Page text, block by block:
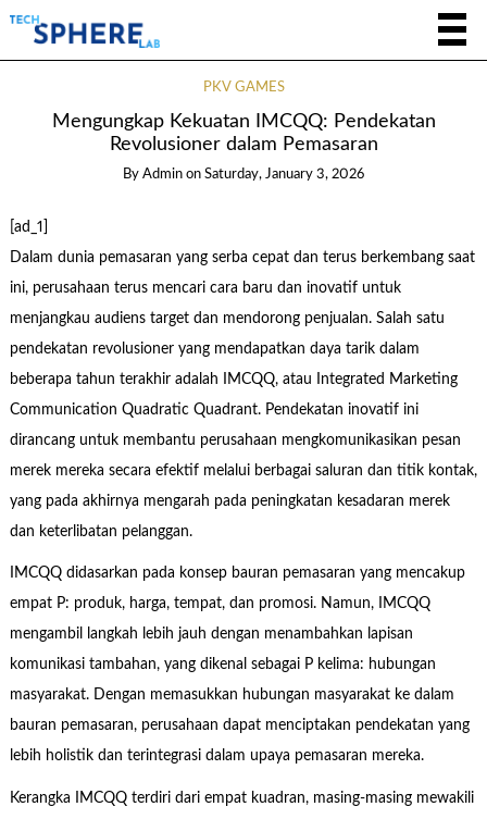
PKV GAMES
Mengungkap Kekuatan IMCQQ: Pendekatan
Revolusioner dalam Pemasaran
By Admin on Saturday, January 3, 2026
[ad_1]
Dalam dunia pemasaran yang serba cepat dan terus berkembang saat
ini, perusahaan terus mencari cara baru dan inovatif untuk
menjangkau audiens target dan mendorong penjualan. Salah satu
pendekatan revolusioner yang mendapatkan daya tarik dalam
beberapa tahun terakhir adalah IMCQQ, atau Integrated Marketing
Communication Quadratic Quadrant. Pendekatan inovatif ini
dirancang untuk membantu perusahaan mengkomunikasikan pesan
merek mereka secara efektif melalui berbagai saluran dan titik kontak,
yang pada akhirnya mengarah pada peningkatan kesadaran merek
dan keterlibatan pelanggan.
IMCQQ didasarkan pada konsep bauran pemasaran yang mencakup
empat P: produk, harga, tempat, dan promosi. Namun, IMCQQ
mengambil langkah lebih jauh dengan menambahkan lapisan
komunikasi tambahan, yang dikenal sebagai P kelima: hubungan
masyarakat. Dengan memasukkan hubungan masyarakat ke dalam
bauran pemasaran, perusahaan dapat menciptakan pendekatan yang
lebih holistik dan terintegrasi dalam upaya pemasaran mereka.
Kerangka IMCQQ terdiri dari empat kuadran, masing-masing mewakili